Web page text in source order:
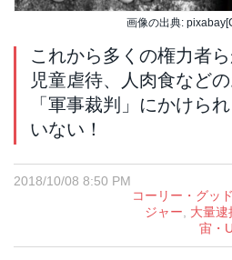
画像の出典:
これから多くの権力者
児童虐待、人肉食など
「軍事裁判」にかけら
いない！
2018/10/08 8:50 PM
コーリー・グッド
ジャー, 大量逮
宙・